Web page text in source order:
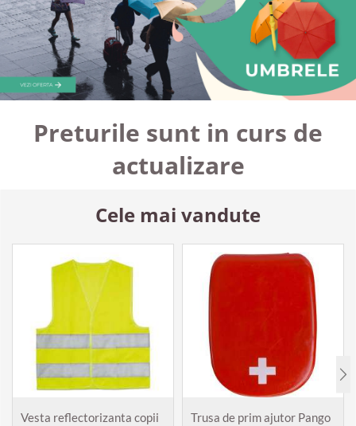
Preturile sunt in curs de
actualizare
Cele mai vandute
Vesta reflectorizanta copii Trusa de prim ajutor Pango